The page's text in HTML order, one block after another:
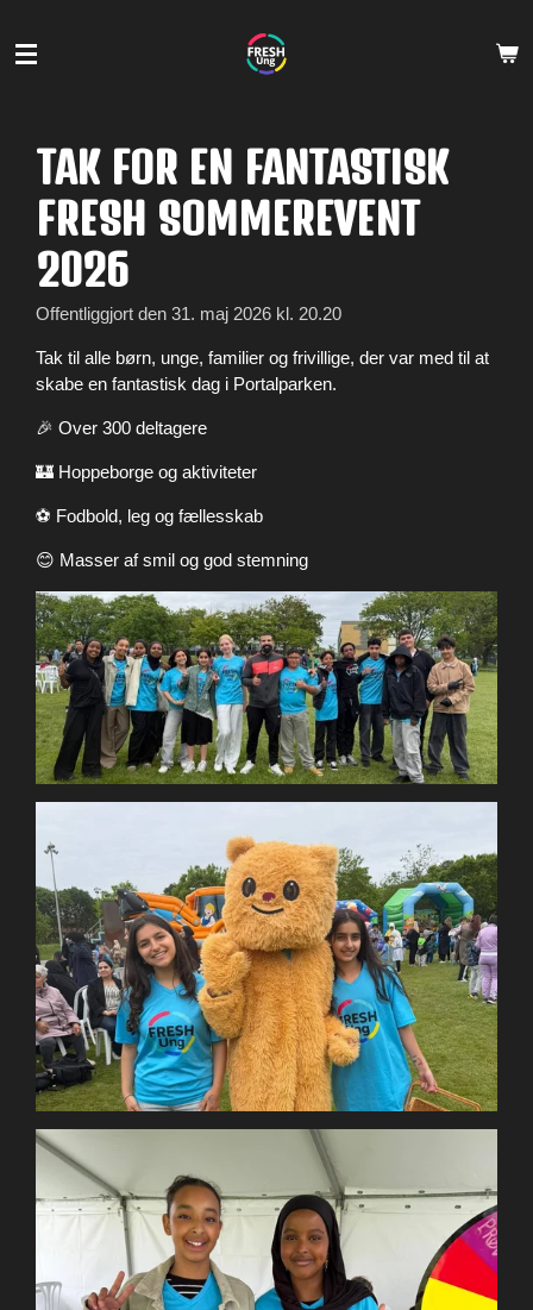
til
TAK FOR EN FANTASTISK
FRESH SOMMEREVENT
2026
Offentliggjort den 31. maj 2026 kl. 20.20
Tak til alle børn, unge, familier og frivillige, der var med til at
skabe en fantastisk dag i Portalparken.
🎉 Over 300 deltagere
🏰 Hoppeborge og aktiviteter
⚽ Fodbold, leg og fællesskab
😊 Masser af smil og god stemning